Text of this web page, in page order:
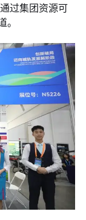
过集团资源可